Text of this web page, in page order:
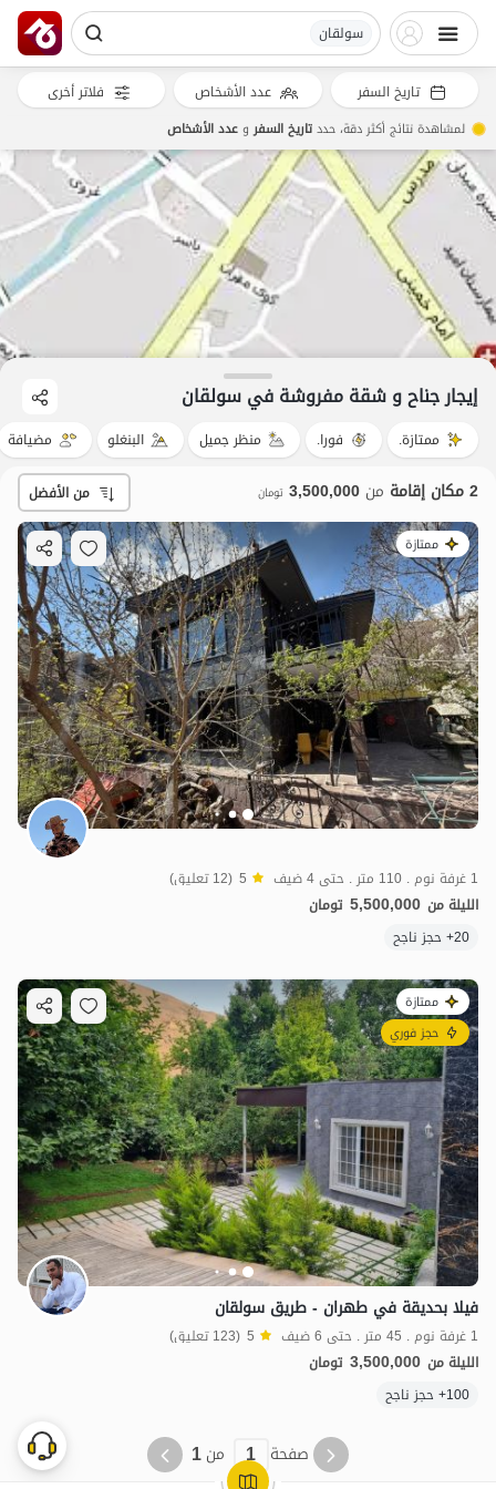
سولقان
5.5مليون ت 5
إيجار جناح و شقة مفروشة في سولقان
ممتازة. فورا. منظر جميل البنغلو مضيافة
2 مكان إقامة من 3,500,000 تومان من الأفضل
ممتازة
1 غرفة نوم . 110 متر . حتى 4 ضيف 5 (12 تعليق)
الليلة من 5,500,000 تومان
20+ حجز ناجح
ممتازة
حجز فوري
فيلا بحديقة في طهران - طريق سولقان
1 غرفة نوم . 45 متر . حتى 6 ضيف 5 (123 تعليق)
الليلة من 3,500,000 تومان
100+ حجز ناجح
صفحة 1 من1
تاريخ السفر عدد الأشخاص فلاتر أخرى
لمشاهدة نتائج أكثر دقة، حددتاريخ السفروعدد الأشخاص